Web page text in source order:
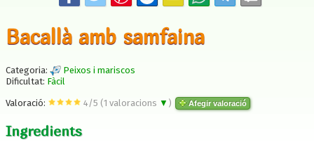
Bacallà amb samfaina
Categoria:
Peixos i mariscos
Dificultat: Fàcil
Valoració: 4 /5 (1 valoracions ▼ ) Afegir valoració
Ingredients